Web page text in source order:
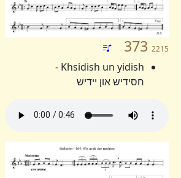
373 2215
Khsidish un yidish -
חסידיש און יידיש